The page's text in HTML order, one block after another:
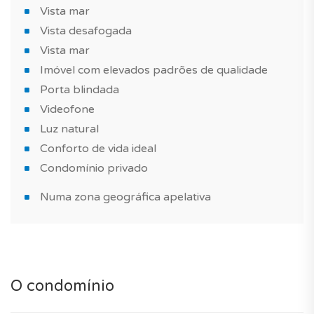
elevados padrões de qualidade, construída com
materiais de qualidade. E uma piscina no condomínio
para passar bons momentos com a família ou com
amigos. Um produto muito singular!
ou secundária.
Não perca esta oportunidade! Marque já a sua visita!
Sabia que? TAGUS NOVO é o primeiro comparador de
Vista mar
Vista desafogada
Vista mar
Imóvel com elevados padrões de qualidade
Porta blindada
Videofone
Luz natural
Conforto de vida ideal
Condomínio privado
Numa zona geográfica apelativa
O condomínio